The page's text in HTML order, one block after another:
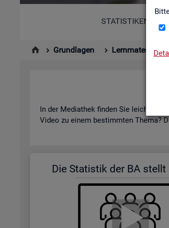
STATISTIKEN
Grundlagen Lernmaterialien
In der Me­dia­thek fin­den Sie leicht
Video zu einem be­stimm­ten Thema?
Die Sta­tis­tik der BA